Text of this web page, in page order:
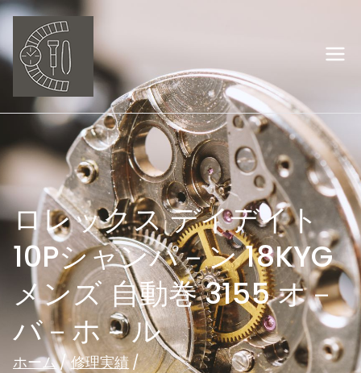
内
を
ス
ッ
岡山の時計修理
オーバーホー
ル ウオッチ職
人
ロレックス デイデイト
10Pシャンパ－ン 18KYG
メンズ 自動巻 3155 オ－
バ－ホ－ル
ホーム
修理実績